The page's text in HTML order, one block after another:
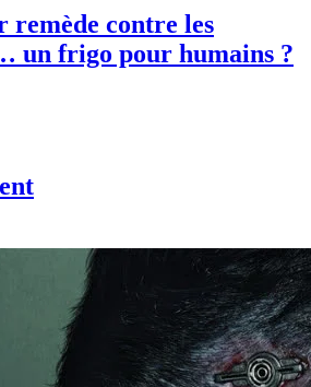
remède contre les
un frigo pour humains ?